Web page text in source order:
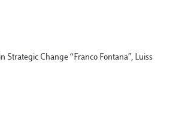
Strategic Change “Franco Fontana”, Luiss